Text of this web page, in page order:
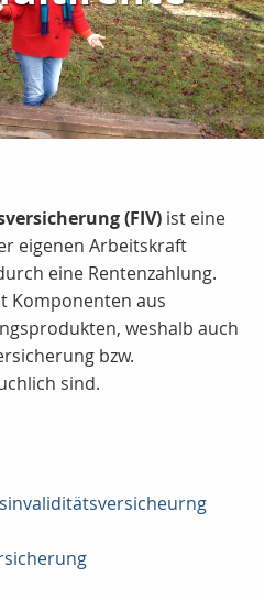
(FIV) ist eine
eigenen Arbeitskraft
eine Rentenzahlung.
Komponenten aus
weshalb auch
bzw.
sind.